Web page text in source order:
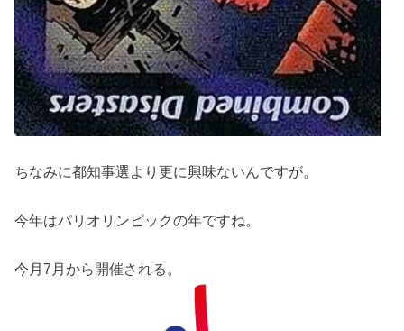
ちなみに都知事選より更に興味ないんですが。
今年はパリオリンピックの年ですね。
今月7月から開催される。